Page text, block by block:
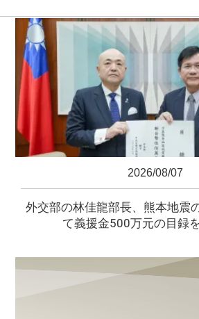
2026/08/07
外交部の林佳龍部長、熊本地震
て義援金500万元の目録